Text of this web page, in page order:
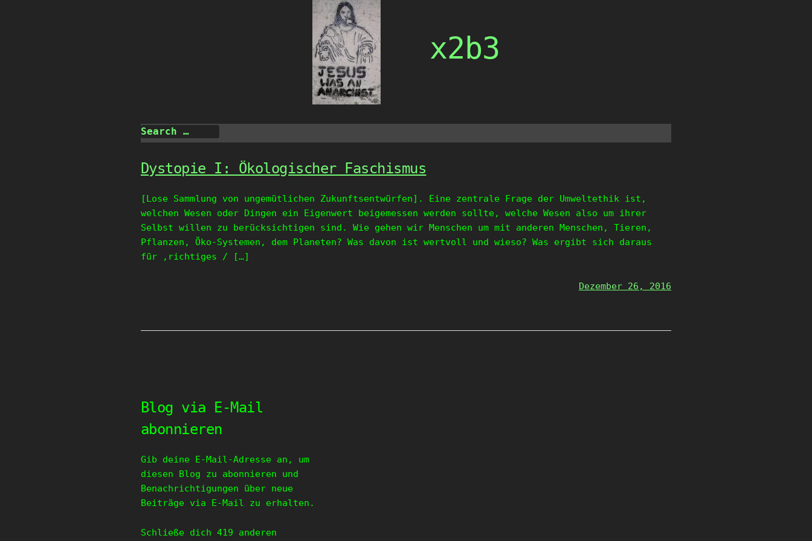
x2b3
Dystopie I: Ökologischer Faschismus
[Lose Sammlung von ungemütlichen Zukunftsentwürfen]. Eine zentrale Frage der Umweltethik ist,
welchen Wesen oder Dingen ein Eigenwert beigemessen werden sollte, welche Wesen also um ihrer
Selbst willen zu berücksichtigen sind. Wie gehen wir Menschen um mit anderen Menschen, Tieren,
Pflanzen, Öko-Systemen, dem Planeten? Was davon ist wertvoll und wieso? Was ergibt sich daraus
für ‚richtiges / […]
Dezember 26, 2016
Blog via E-Mail
abonnieren
Gib deine E-Mail-Adresse an, um
diesen Blog zu abonnieren und
Benachrichtigungen über neue
Beiträge via E-Mail zu erhalten.
Schließe dich 419 anderen